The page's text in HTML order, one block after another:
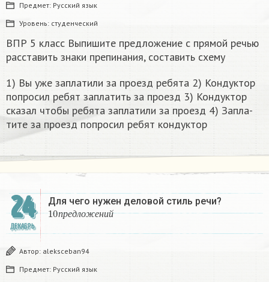
Предмет: Русский язык
Уровень: студенческий
ВПР 5 класс Выпишите предложение с прямой речью
расставить знаки препинания, составить схему
1) Вы уже за­пла­ти­ли за про­езд ре­бя­та 2) Кон­дук­тор
по­про­сил ребят за­пла­тить за про­езд 3) Кон­дук­тор
ска­зал чтобы ре­бя­та за­пла­ти­ли за про­езд 4) За­пла­
ти­те за про­езд по­про­сил ребят кон­дук­тор​
24
ДЕКАБРЬ
Для чего нужен деловой стиль речи?
пр е дл о ж е н и й
10 ед ж н
Автор: aleksceban94
Предмет: Русский язык